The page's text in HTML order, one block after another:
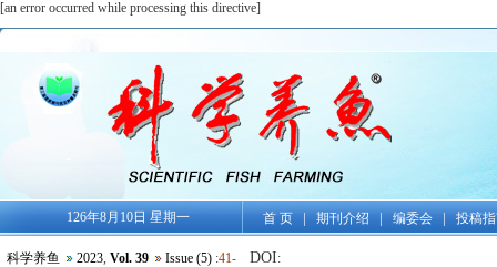
[an error occurred while processing this directive]
126年8月10日 星期一 首 页| 期刊介绍 | 编委会 | 投稿
科学养鱼 2023, Vol. 39 Issue (5) :41- DOI: